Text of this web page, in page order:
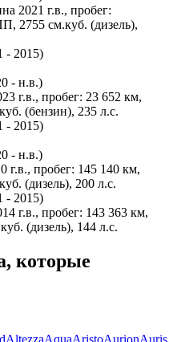
2021 г.в., пробег:
2755 см.куб. (дизель),
- 2015)
- н.в.)
г.в., пробег: 23 652 км,
(бензин), 235 л.с.
- 2015)
- н.в.)
г.в., пробег: 145 140 км,
(дизель), 200 л.с.
- 2015)
г.в., пробег: 143 363 км,
(дизель), 144 л.с.
которые
AltezzaAquaAristoAurionAuris